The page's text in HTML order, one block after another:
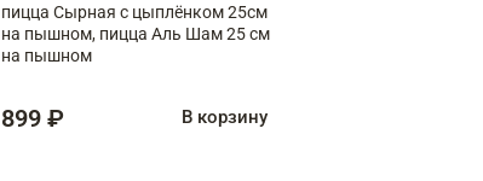
пицца Сырная с цыплёнком 25см
на пышном, пицца Аль Шам 25 см
на пышном
899 ₽ В корзину